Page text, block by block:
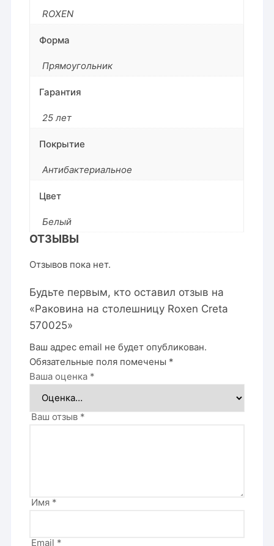
ROXEN
Форма
Прямоугольник
Гарантия
25 лет
Покрытие
Антибактериальное
Цвет
Белый
ОТЗЫВЫ
Отзывов пока нет.
Будьте первым, кто оставил отзыв на
«Раковина на столешницу Roxen Creta
570025»
Ваш адрес email не будет опубликован.
Обязательные поля помечены *
Ваша оценка *
Ваш отзыв *
Имя *
Email *